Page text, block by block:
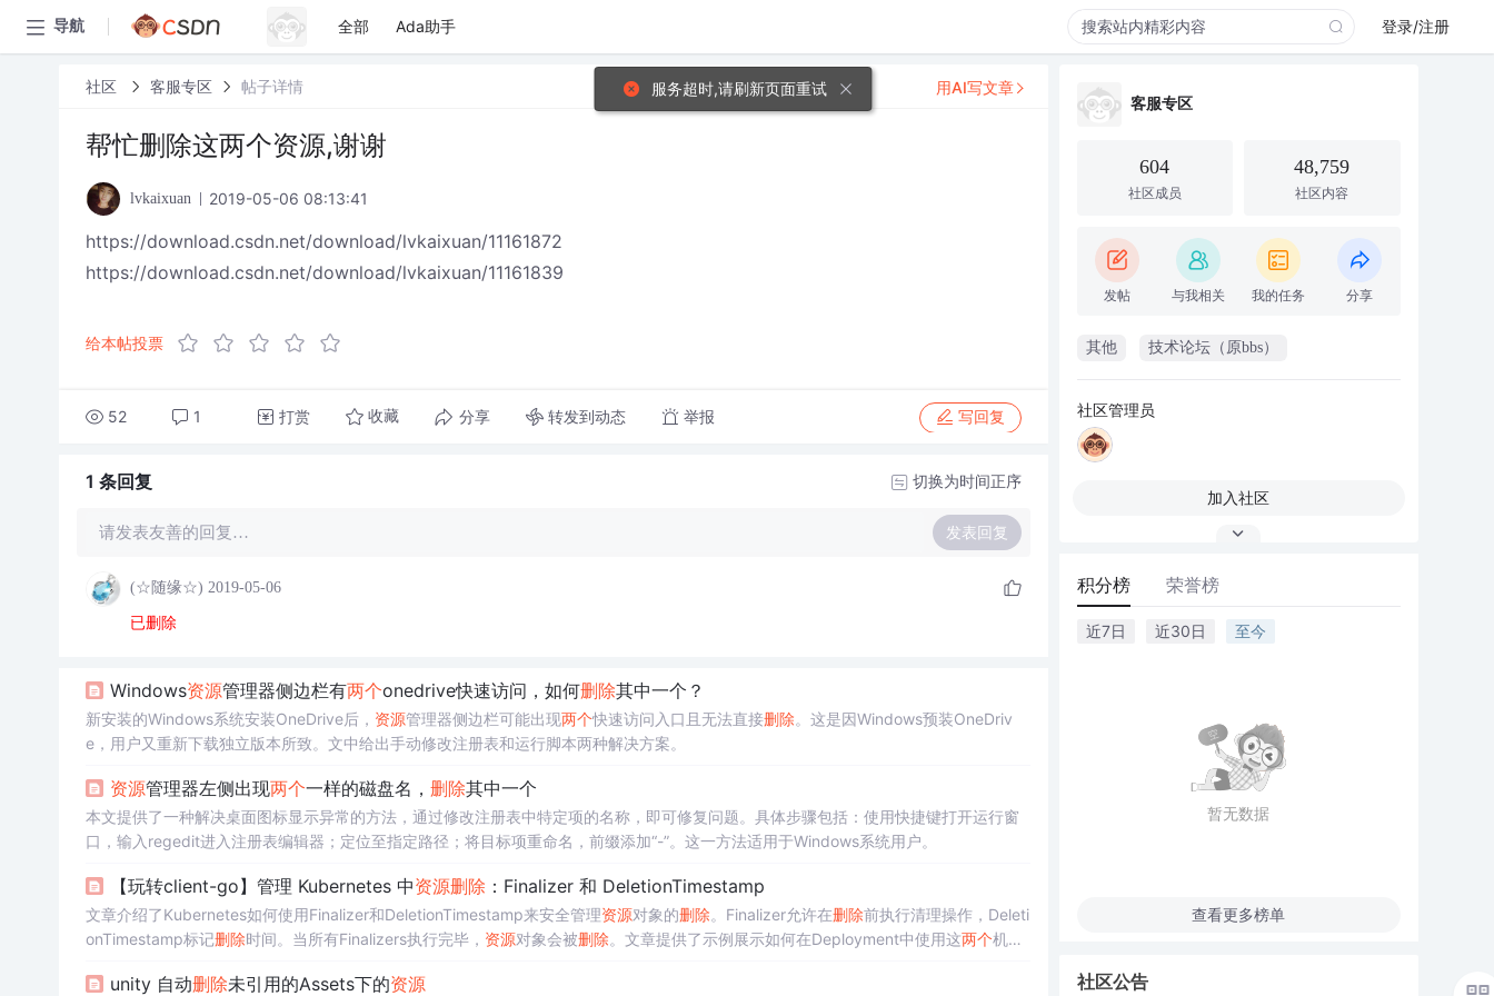
导航 全部 Ada助手 登录/注册
社区 客服专区 帖子详情
帮忙删除这两个资源,谢谢
lvkaixuan 2019-05-06 08:13:41
https://download.csdn.net/download/lvkaixuan/11161872
https://download.csdn.net/download/lvkaixuan/11161839
给本帖投票
52 1 打赏 收藏 分享 转发到动态 举报 写回复
用AI写文章
1 条回复 切换为时间正序
请发表友善的回复… 发表回复
(☆随缘☆) 2019-05-06
已删除
Windows资源管理器侧边栏有两个onedrive快速访问，如何删除其中一个？
新安装的Windows系统安装OneDrive后， 资源管理器侧边栏可能出现两个快速访问入口且无法直接删除。这是因Windows预装OneDriv
e，用户又重新下载独立版本所致。文中给出手动修改注册表和运行脚本两种解决方案。
资源管理器左侧出现两个一样的磁盘名， 删除其中一个
本文提供了一种解决桌面图标显示异常的方法，通过修改注册表中特定项的名称，即可修复问题。具体步骤包括：使用快捷键打开运行窗
口，输入regedit进入注册表编辑器；定位至指定路径；将目标项重命名，前缀添加“-”。这一方法适用于Windows系统用户。
【玩转client-go】管理 Kubernetes 中资源删除 ：Finalizer 和 DeletionTimestamp
文章介绍了Kubernetes如何使用Finalizer和DeletionTimestamp来安全管理资源对象的删除。Finalizer允许在删除前执行清理操作，Deleti
onTimestamp标记删除时间。当所有Finalizers执行完毕， 资源对象会被删除。文章提供了示例展示如何在Deployment中使用这两个机
unity 自动删除未引用的Assets下的资源
客服专区
604
社区成员
48,759
社区内容
发帖 与我相关 我的任务 分享
其他 技术论坛（原bbs）
社区管理员
加入社区
积分榜 荣誉榜
近7日 近30日 至今
暂无数据
查看更多榜单
社区公告
服务超时,请刷新页面重试